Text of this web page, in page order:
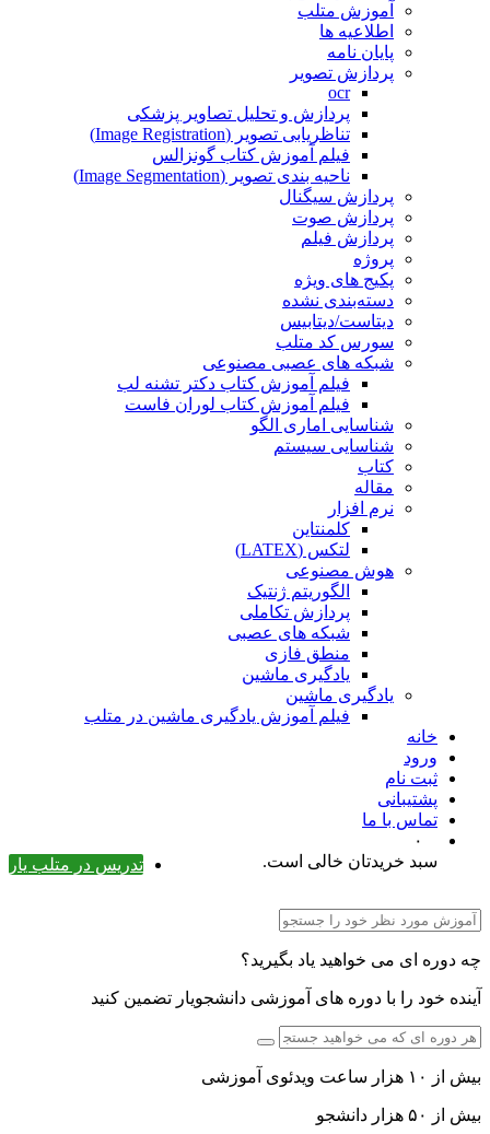
آموزش متلب
اطلاعیه ها
پایان نامه
پردازش تصویر
ocr
پردازش و تحلیل تصاویر پزشکی
تناظریابی تصویر (Image Registration)
فیلم آموزش کتاب گونزالس
ناحیه بندی تصویر (Image Segmentation)
پردازش سیگنال
پردازش صوت
پردازش فیلم
پروژه
پکیج های ویژه
دسته‌بندی نشده
دیتاست/دیتابیس
سورس کد متلب
شبکه های عصبی مصنوعی
فیلم آموزش کتاب دکتر تشنه لب
فیلم آموزش کتاب لوران فاست
شناسایی اماری الگو
شناسایی سیستم
کتاب
مقاله
نرم افزار
کلمنتاین
لتکس (LATEX)
هوش مصنوعی
الگوریتم ژنتیک
پردازش تکاملی
شبکه های عصبی
منطق فازی
یادگیری ماشین
یادگیری ماشین
فیلم آموزش یادگیری ماشین در متلب
خانه
ورود
ثبت نام
پشتیبانی
تماس با ما
۰
تدریس در متلب یار
سبد خریدتان خالی است.
چه دوره ای می خواهید یاد بگیرید؟
آینده خود را با دوره های آموزشی دانشجویار تضمین کنید
بیش از ۱۰ هزار ساعت ویدئوی آموزشی
بیش از ۵۰ هزار دانشجو